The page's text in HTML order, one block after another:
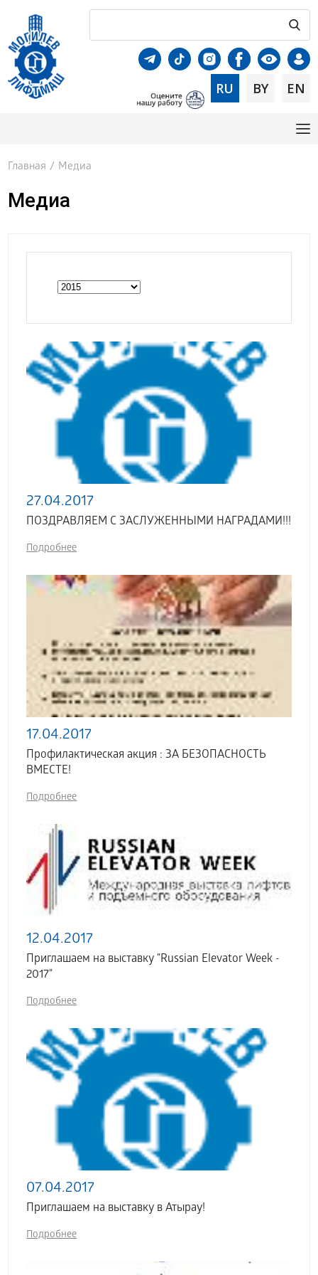
RU BY EN
Главная / Медиа
Медиа
27.04.2017
ПОЗДРАВЛЯЕМ С ЗАСЛУЖЕННЫМИ НАГРАДАМИ!!!
Подробнее
17.04.2017
Профилактическая акция : ЗА БЕЗОПАСНОСТЬ
ВМЕСТЕ!
Подробнее
12.04.2017
Приглашаем на выставку "Russian Elevator Week -
2017"
Подробнее
07.04.2017
Приглашаем на выставку в Атырау!
Подробнее